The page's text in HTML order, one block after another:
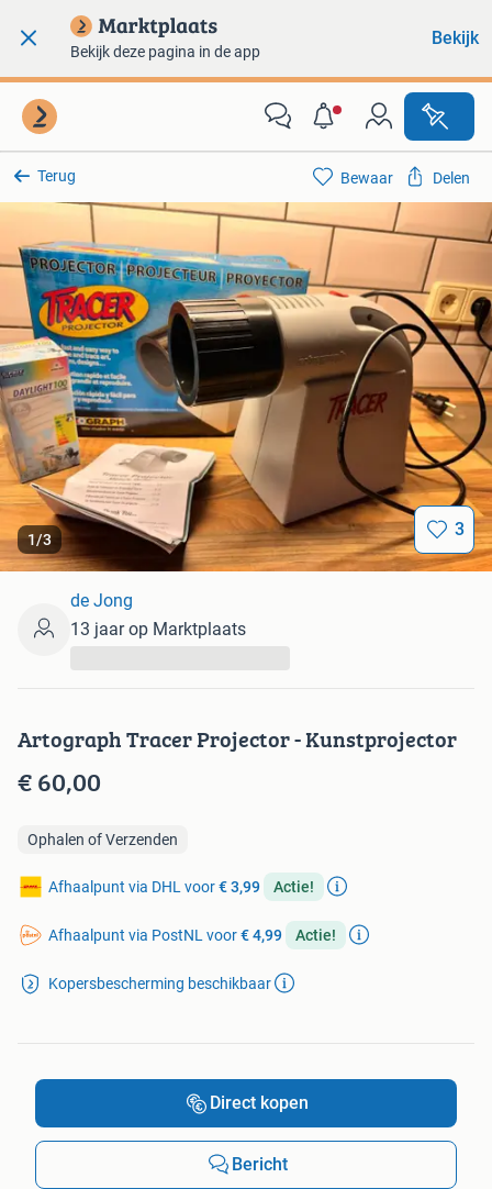
Bekijk deze pagina in de app
Bekijk
Terug
1/3 3
Bewaar Delen
Artograph Tracer Projector - Kunstprojector
€ 60,00
Ophalen of Verzenden
Afhaalpunt via DHL voor€ 3,99 Actie!
Afhaalpunt via PostNL voor€ 4,99 Actie!
Kopersbescherming beschikbaar
de Jong
13 jaar op Marktplaats
Direct kopen
Bericht